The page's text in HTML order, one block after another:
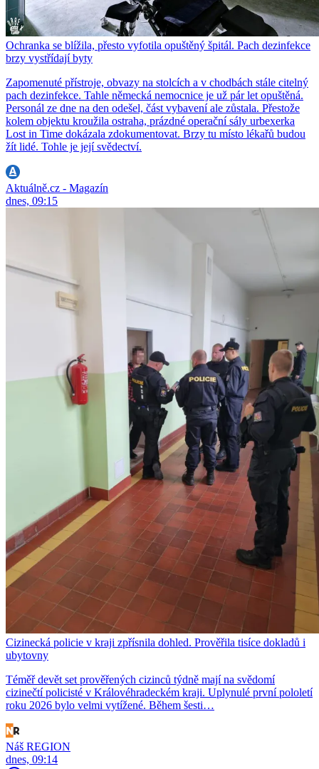
Ochranka se blížila, přesto vyfotila opuštěný špitál. Pach dezinfekce
brzy vystřídají byty
Zapomenuté přístroje, obvazy na stolcích a v chodbách stále citelný
pach dezinfekce. Tahle německá nemocnice je už pár let opuštěná.
Personál ze dne na den odešel, část vybavení ale zůstala. Přestože
kolem objektu kroužila ostraha, prázdné operační sály urbexerka
Lost in Time dokázala zdokumentovat. Brzy tu místo lékařů budou
žít lidé. Tohle je její svědectví.
Aktuálně.cz - Magazín
dnes, 09:15
Cizinecká policie v kraji zpřísnila dohled. Prověřila tisíce dokladů i
ubytovny
Téměř devět set prověřených cizinců týdně mají na svědomí
cizinečtí policisté v Královéhradeckém kraji. Uplynulé první pololetí
roku 2026 bylo velmi vytížené. Během šesti…
Náš REGION
dnes, 09:14